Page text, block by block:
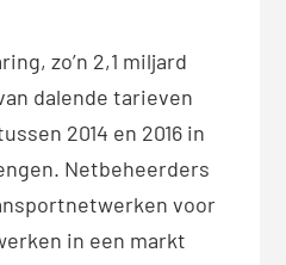
zo’n 2,1 miljard
dalende tarieven
2014 en 2016 in
Netbeheerders
voor
in een markt